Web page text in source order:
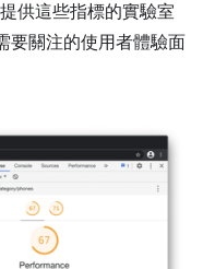
供這些指標的實驗室
要關注的使用者體驗面